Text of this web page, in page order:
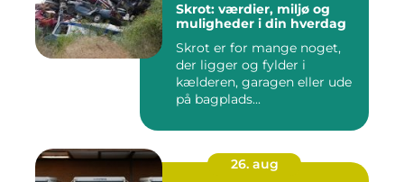
Skrot: værdier, miljø og
muligheder i din hverdag
Skrot er for mange noget,
der ligger og fylder i
kælderen, garagen eller ude
på bagplads...
26. aug